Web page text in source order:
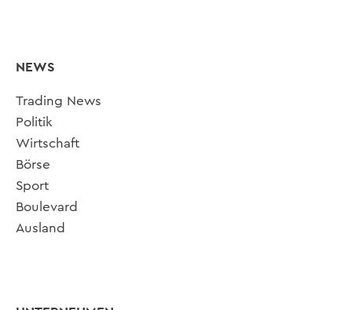
NEWS
Trading News
Politik
Wirtschaft
Börse
Sport
Boulevard
Ausland